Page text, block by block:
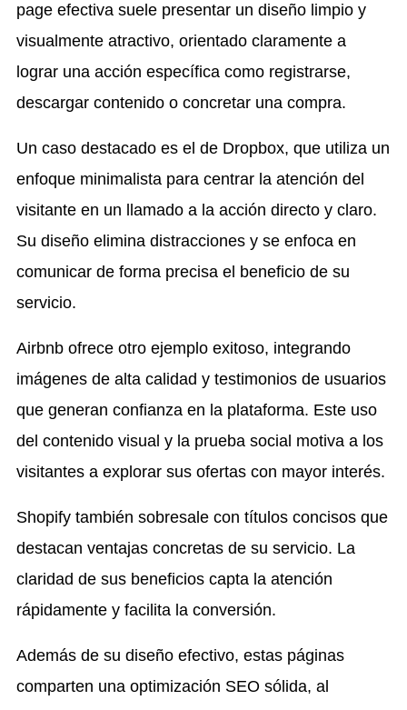
page efectiva suele presentar un diseño limpio y
visualmente atractivo, orientado claramente a
lograr una acción específica como registrarse,
descargar contenido o concretar una compra.
Un caso destacado es el de Dropbox, que utiliza un
enfoque minimalista para centrar la atención del
visitante en un llamado a la acción directo y claro.
Su diseño elimina distracciones y se enfoca en
comunicar de forma precisa el beneficio de su
servicio.
Airbnb ofrece otro ejemplo exitoso, integrando
imágenes de alta calidad y testimonios de usuarios
que generan confianza en la plataforma. Este uso
del contenido visual y la prueba social motiva a los
visitantes a explorar sus ofertas con mayor interés.
Shopify también sobresale con títulos concisos que
destacan ventajas concretas de su servicio. La
claridad de sus beneficios capta la atención
rápidamente y facilita la conversión.
Además de su diseño efectivo, estas páginas
comparten una optimización SEO sólida, al